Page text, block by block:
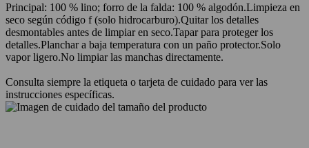
Principal: 100 % lino; forro de la falda: 100 % algodón.Limpieza en
seco según código f (solo hidrocarburo).Quitar los detalles
desmontables antes de limpiar en seco.Tapar para proteger los
detalles.Planchar a baja temperatura con un paño protector.Solo
vapor ligero.No limpiar las manchas directamente.
Consulta siempre la etiqueta o tarjeta de cuidado para ver las
instrucciones específicas.